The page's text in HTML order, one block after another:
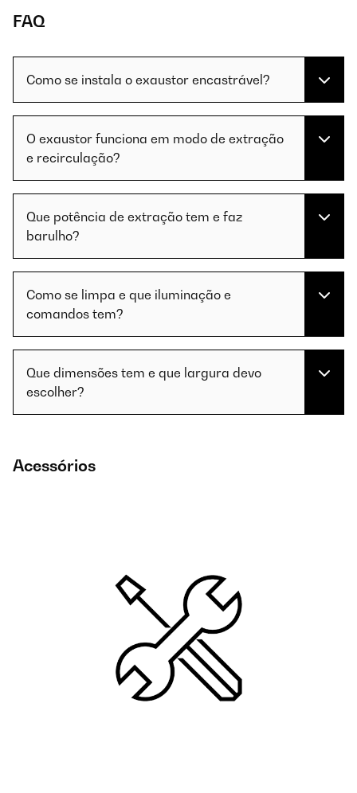
FAQ
Como se instala o exaustor encastrável?
O exaustor funciona em modo de extração
e recirculação?
Que potência de extração tem e faz
barulho?
Como se limpa e que iluminação e
comandos tem?
Que dimensões tem e que largura devo
escolher?
Acessórios